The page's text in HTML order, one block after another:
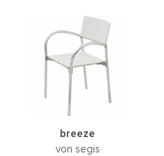
breeze
von segis